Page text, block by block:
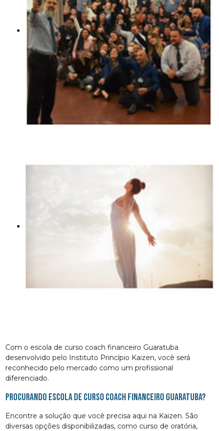
Com o escola de curso coach financeiro Guaratuba
desenvolvido pelo Instituto Princípio Kaizen, você será
reconhecido pelo mercado como um profissional
diferenciado.
Procurando escola de curso coach financeiro Guaratuba?
Encontre a solução que você precisa aqui na Kaizen. São
diversas opções disponibilizadas, como curso de oratória,